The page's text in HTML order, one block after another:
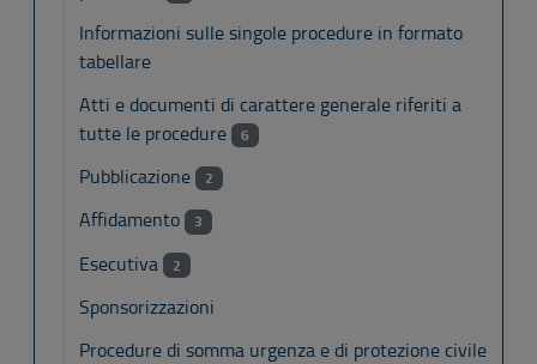
Informazioni sulle singole procedure in formato
tabellare
Atti e documenti di carattere generale riferiti a
tutte le procedure
6
Pubblicazione 2
Affidamento 3
Esecutiva 2
Sponsorizzazioni
Procedure di somma urgenza e di protezione civile